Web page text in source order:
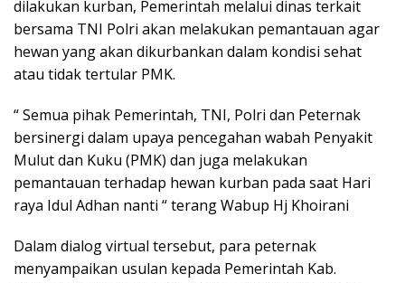
dilakukan kurban, Pemerintah melalui dinas terkait
bersama TNI Polri akan melakukan pemantauan agar
hewan yang akan dikurbankan dalam kondisi sehat
atau tidak tertular PMK.
“ Semua pihak Pemerintah, TNI, Polri dan Peternak
bersinergi dalam upaya pencegahan wabah Penyakit
Mulut dan Kuku (PMK) dan juga melakukan
pemantauan terhadap hewan kurban pada saat Hari
raya Idul Adhan nanti “ terang Wabup Hj Khoirani
Dalam dialog virtual tersebut, para peternak
menyampaikan usulan kepada Pemerintah Kab.